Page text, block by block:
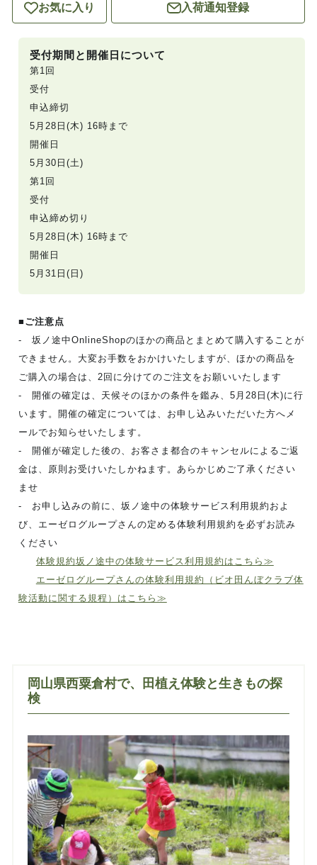
お気に入り 入荷通知登録
受付期間と開催日について
第1回
受付
申込締切
5月28日 (木) 16時まで
開催日
5月30日(土)
第1回
受付
申込締め切り
5月28日 (木) 16時まで
開催日
5月31日(日)
■ご注意点
- 坂ノ途中OnlineShopのほかの商品とまとめて購入することが
できません。大変お手数をおかけいたしますが、ほかの商品を
ご購入の場合は、2回に分けてのご注文をお願いいたします
- 開催の確定は、天候そのほかの条件を鑑み、5月28日(木)に行
います。開催の確定については、お申し込みいただいた方へメ
ールでお知らせいたします。
- 開催が確定した後の、お客さま都合のキャンセルによるご返
金は、原則お受けいたしかねます。あらかじめご了承ください
ませ
- お申し込みの前に、坂ノ途中の体験サービス利用規約およ
び、エーゼログループさんの定める体験利用規約を必ずお読み
ください
体験規約坂ノ途中の体験サービス利用規約はこちら≫
エーゼログループさんの体験利用規約（ビオ田んぼクラブ体
験活動に関する規程）はこちら≫
岡山県西粟倉村で、田植え体験と生きもの探
検